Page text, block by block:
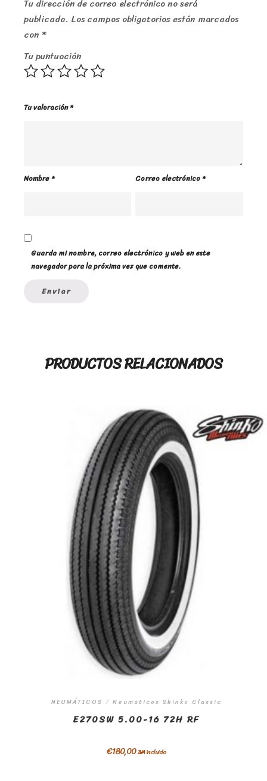
Tu dirección de correo electrónico no será
publicada. Los campos obligatorios están marcados
con *
Tu puntuación
Tu valoración*
Nombre* Correo electrónico*
Guarda mi nombre, correo electrónico y web en este
navegador para la próxima vez que comente.
PRODUCTOS RELACIONADOS
NEUMÁTICOS / Neumaticos Shinko Classic
E270SW 5.00-16 72H RF
€180,00IVA incluido